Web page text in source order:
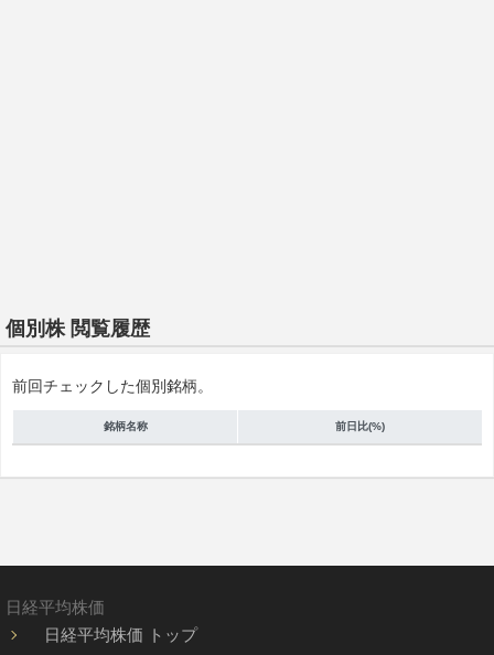
個別株 閲覧履歴
前回チェックした個別銘柄。
銘柄名称 前日比(%)
日経平均株価
日経平均株価 トップ